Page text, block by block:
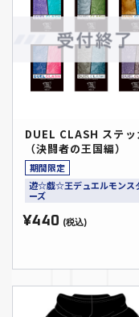
DUEL CLASH ステッ
（決闘者の王国編）
期間限定
遊☆戯☆王デュエルモンス
ーズ
¥440 (税込)